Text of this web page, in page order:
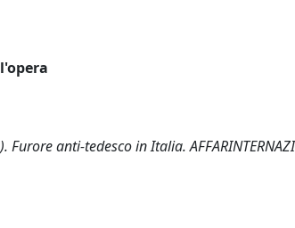
anti-tedesco in Italia.